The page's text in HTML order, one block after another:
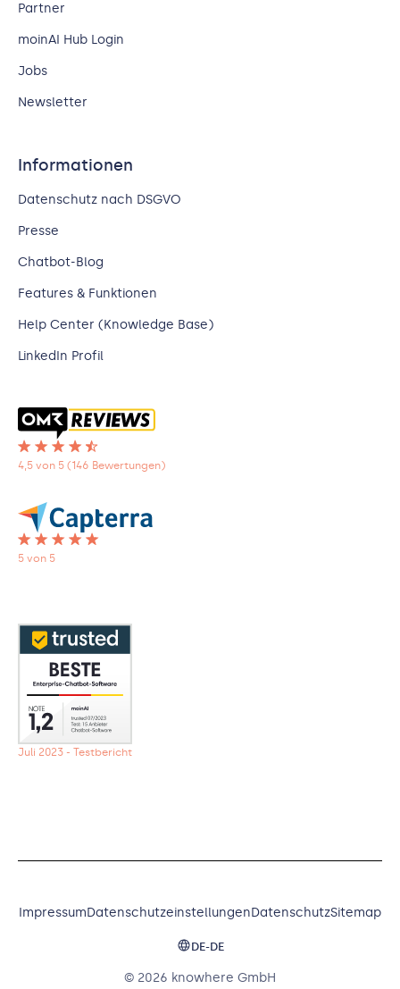
Partner
moinAI Hub Login
Jobs
Newsletter
Informationen
Datenschutz nach DSGVO
Presse
Chatbot-Blog
Features & Funktionen
Help Center (Knowledge Base)
LinkedIn Profil
4,5 von 5 (146 Bewertungen)
5 von 5
Juli 2023 - Testbericht
© 2026 knowhere GmbH
ImpressumDatenschutzeinstellungenDatenschutzSitemap
DE-DE